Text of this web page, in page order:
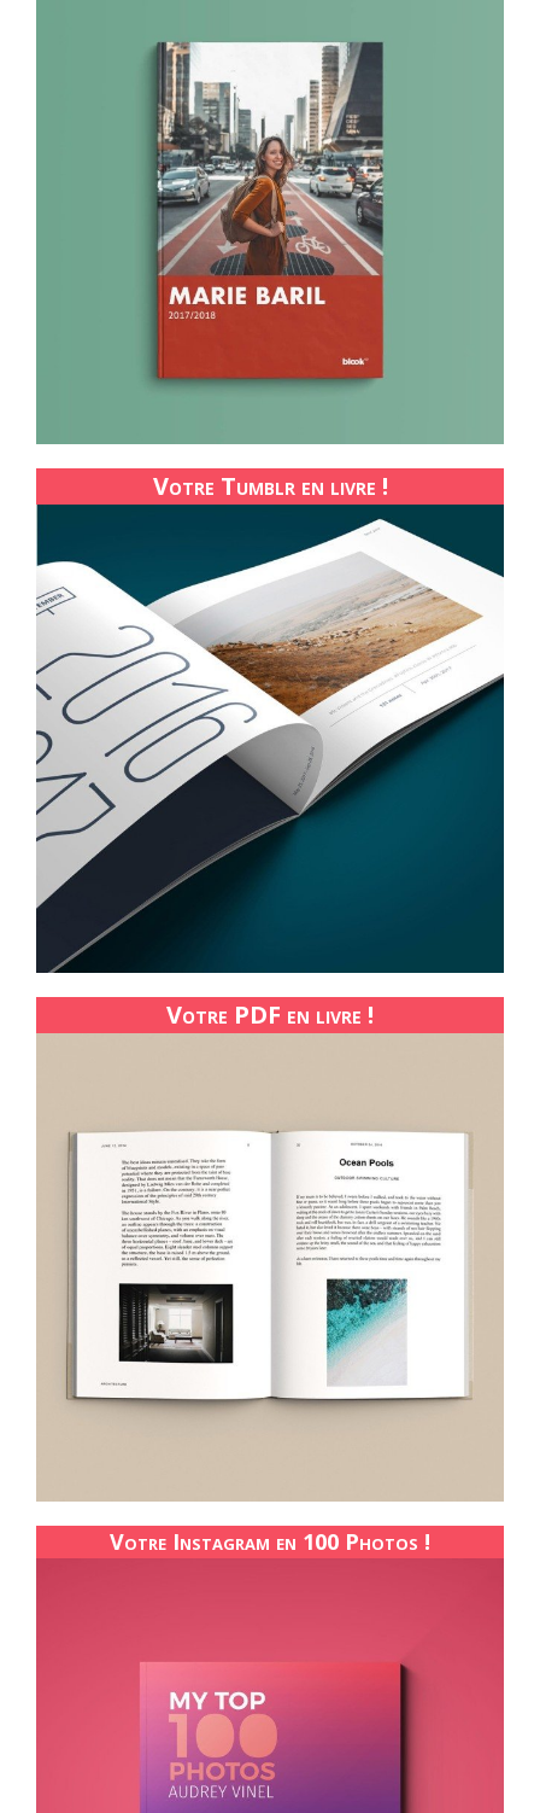
Votre Tumblr en livre !
Votre PDF en livre !
Votre Instagram en 100 Photos !